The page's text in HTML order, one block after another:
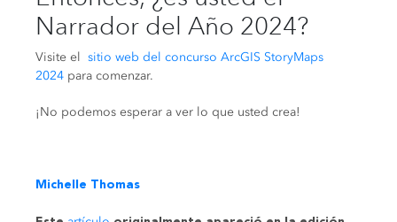
Narrador del Año 2024?
Visite el sitio web del concurso ArcGIS StoryMaps
2024 para comenzar.
¡No podemos esperar a ver lo que usted crea!
Michelle Thomas